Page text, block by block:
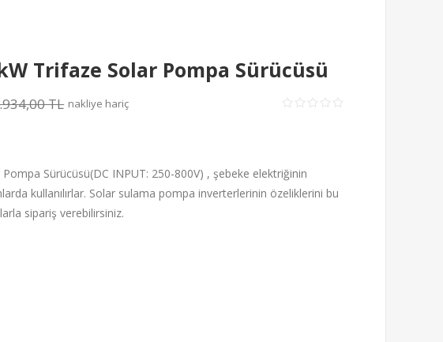
Trifaze Solar Pompa Sürücüsü
TL nakliye hariç
Sürücüsü(DC INPUT: 250-800V) , şebeke elektriğinin
kullanılırlar. Solar sulama pompa inverterlerinin özeliklerini bu
sipariş verebilirsiniz.